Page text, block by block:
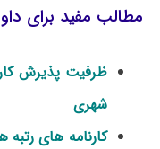
مطالب مفید برای
ظرفیت پذیرش
شهری
کارنامه های